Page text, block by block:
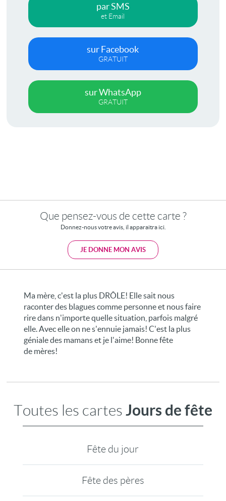
par SMS
et Email
sur Facebook
GRATUIT
sur WhatsApp
GRATUIT
Que pensez-vous de cette carte ?
Donnez-nous votre avis, il apparaitra ici.
JE DONNE MON AVIS
Ma mère, c'est la plus DRÔLE! Elle sait nous
raconter des blagues comme personne et nous faire
rire dans n'importe quelle situation, parfois malgré
elle. Avec elle on ne s'ennuie jamais! C'est la plus
géniale des mamans et je l'aime! Bonne fête
de mères!
Toutes les cartes Jours de fête
Fête du jour
Fête des pères